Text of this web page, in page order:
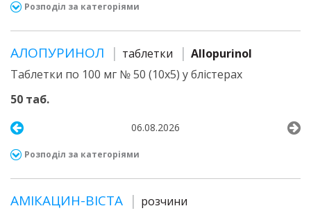
Розподіл за категоріями
АЛОПУРИНОЛ таблетки
Allopurinol
Таблетки по 100 мг № 50 (10х5) у блістерах
50 таб.
06.08.2026
Розподіл за категоріями
АМІКАЦИН-ВІСТА розчини